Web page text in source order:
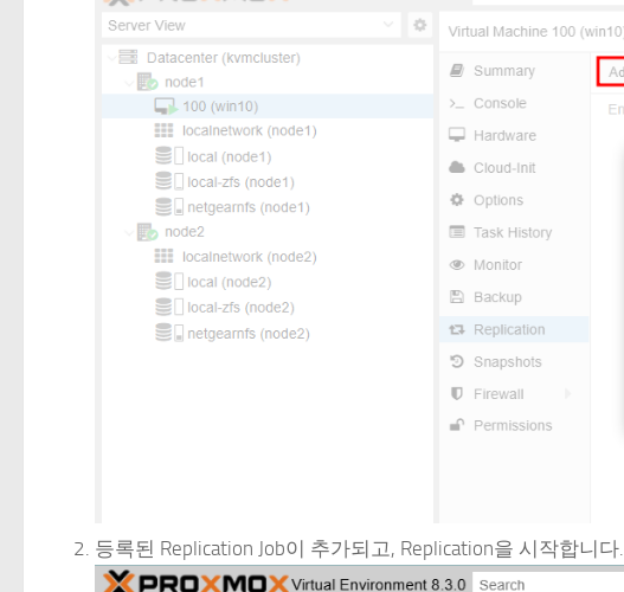
등록된 Replication Job이 추가되고, Replication을 시작합니다.